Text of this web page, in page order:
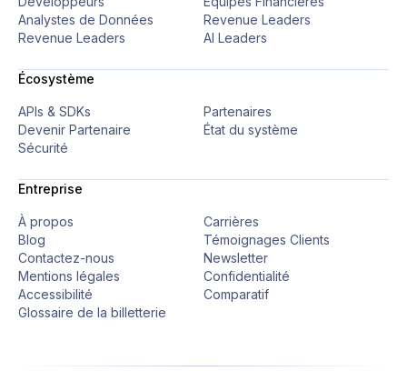
Analystes de Données
Revenue Leaders
Revenue Leaders
AI Leaders
Écosystème
APIs & SDKs
Partenaires
Devenir Partenaire
État du système
Sécurité
Entreprise
À propos
Carrières
Blog
Témoignages Clients
Contactez-nous
Newsletter
Mentions légales
Confidentialité
Accessibilité
Comparatif
Glossaire de la billetterie